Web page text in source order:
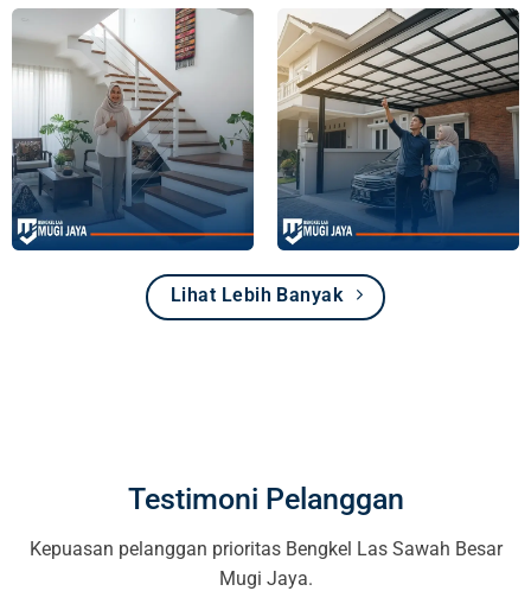
Lihat Lebih Banyak
Testimoni Pelanggan
Kepuasan pelanggan prioritas Bengkel Las Sawah Besar
Mugi Jaya.